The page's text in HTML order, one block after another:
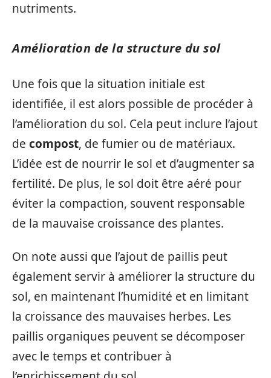
nutriments.
Amélioration de la structure du sol
Une fois que la situation initiale est
identifiée, il est alors possible de procéder à
l’amélioration du sol. Cela peut inclure l’ajout
de compost, de fumier ou de matériaux.
L’idée est de nourrir le sol et d’augmenter sa
fertilité. De plus, le sol doit être aéré pour
éviter la compaction, souvent responsable
de la mauvaise croissance des plantes.
On note aussi que l’ajout de paillis peut
également servir à améliorer la structure du
sol, en maintenant l’humidité et en limitant
la croissance des mauvaises herbes. Les
paillis organiques peuvent se décomposer
avec le temps et contribuer à